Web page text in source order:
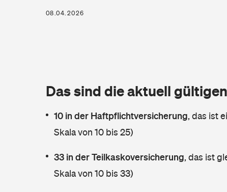
08.04.2026
Das sind die aktuell
10 in der Haftpflichtversicherung, das ist
Skala von 10 bis 25)
33 in der Teilkaskoversicherung, das ist
Skala von 10 bis 33)